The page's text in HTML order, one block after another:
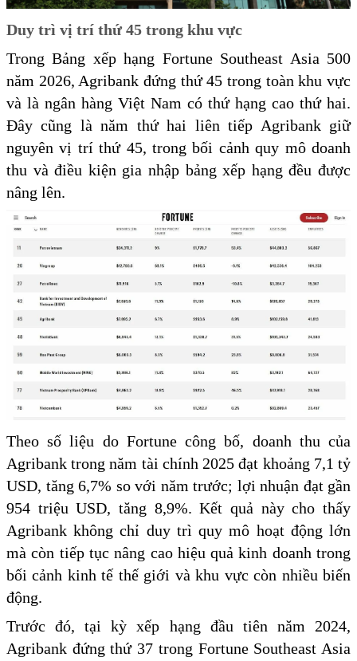
Duy trì vị trí thứ 45 trong khu vực
Trong Bảng xếp hạng Fortune Southeast Asia 500
năm 2026, Agribank đứng thứ 45 trong toàn khu vực
và là ngân hàng Việt Nam có thứ hạng cao thứ hai.
Đây cũng là năm thứ hai liên tiếp Agribank giữ
nguyên vị trí thứ 45, trong bối cảnh quy mô doanh
thu và điều kiện gia nhập bảng xếp hạng đều được
nâng lên.
Theo số liệu do Fortune công bố, doanh thu của
Agribank trong năm tài chính 2025 đạt khoảng 7,1 tỷ
USD, tăng 6,7% so với năm trước; lợi nhuận đạt gần
954 triệu USD, tăng 8,9%. Kết quả này cho thấy
Agribank không chỉ duy trì quy mô hoạt động lớn
mà còn tiếp tục nâng cao hiệu quả kinh doanh trong
bối cảnh kinh tế thế giới và khu vực còn nhiều biến
động.
Trước đó, tại kỳ xếp hạng đầu tiên năm 2024,
Agribank đứng thứ 37 trong Fortune Southeast Asia